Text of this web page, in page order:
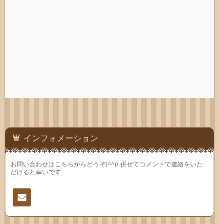
インフォメーション
お問い合わせはこちらからどうぞ(^^)/ 併せてコメントで連絡をいた
だけると幸いです
連絡